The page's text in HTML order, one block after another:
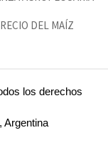
DEL MAÍZ
los derechos
Argentina